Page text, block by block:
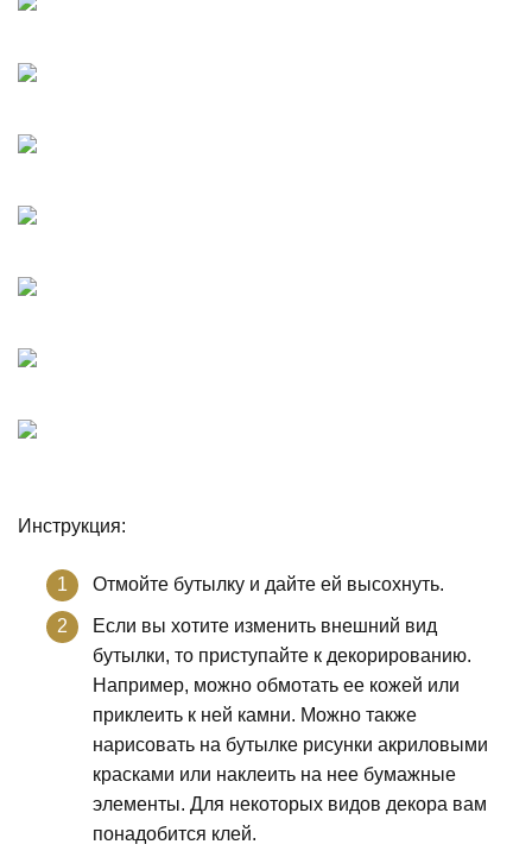
Инструкция:
Отмойте бутылку и дайте ей высохнуть.
Если вы хотите изменить внешний вид
бутылки, то приступайте к декорированию.
Например, можно обмотать ее кожей или
приклеить к ней камни. Можно также
нарисовать на бутылке рисунки акриловыми
красками или наклеить на нее бумажные
элементы. Для некоторых видов декора вам
понадобится клей.